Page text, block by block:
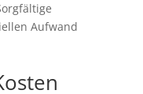
Aufwand